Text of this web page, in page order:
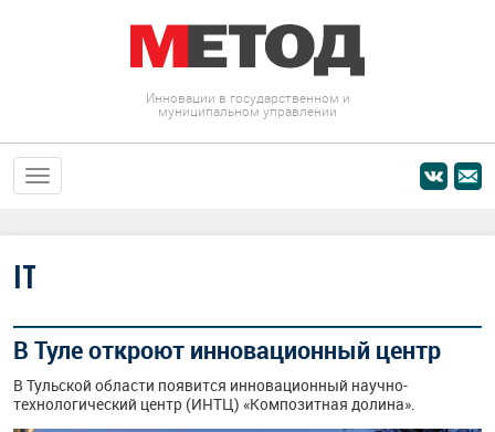
Инновации в государственном и
муниципальном управлении
IT
В Туле откроют инновационный центр
В Тульской области появится инновационный научно-
технологический центр (ИНТЦ) «Композитная долина».